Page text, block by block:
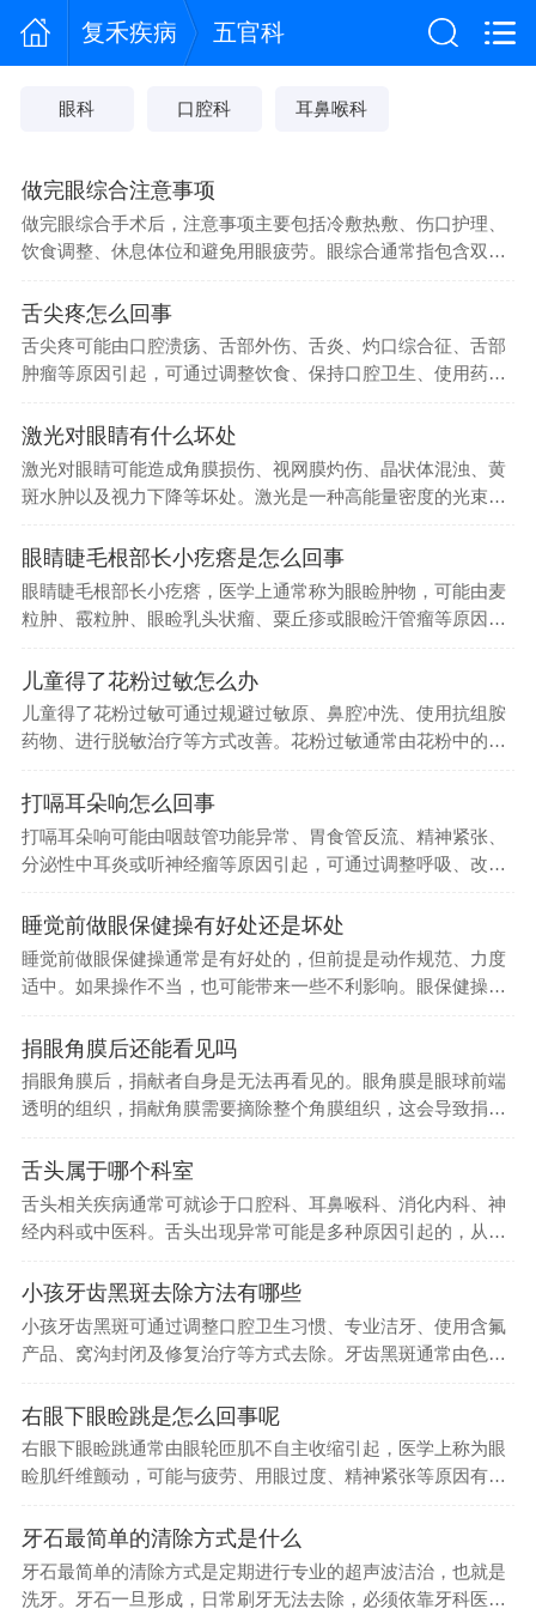
复禾疾病 五官科
眼科 口腔科 耳鼻喉科
做完眼综合注意事项
做完眼综合手术后，注意事项主要包括冷敷热敷、伤口护理、
饮食调整、休息体位和避免用眼疲劳。眼综合通常指包含双眼
舌尖疼怎么回事
舌尖疼可能由口腔溃疡、舌部外伤、舌炎、灼口综合征、舌部
肿瘤等原因引起，可通过调整饮食、保持口腔卫生、使用药
激光对眼睛有什么坏处
激光对眼睛可能造成角膜损伤、视网膜灼伤、晶状体混浊、黄
斑水肿以及视力下降等坏处。激光是一种高能量密度的光束，
眼睛睫毛根部长小疙瘩是怎么回事
眼睛睫毛根部长小疙瘩，医学上通常称为眼睑肿物，可能由麦
粒肿、霰粒肿、眼睑乳头状瘤、粟丘疹或眼睑汗管瘤等原因引
儿童得了花粉过敏怎么办
儿童得了花粉过敏可通过规避过敏原、鼻腔冲洗、使用抗组胺
药物、进行脱敏治疗等方式改善。花粉过敏通常由花粉中的蛋
打嗝耳朵响怎么回事
打嗝耳朵响可能由咽鼓管功能异常、胃食管反流、精神紧张、
分泌性中耳炎或听神经瘤等原因引起，可通过调整呼吸、改善
睡觉前做眼保健操有好处还是坏处
睡觉前做眼保健操通常是有好处的，但前提是动作规范、力度
适中。如果操作不当，也可能带来一些不利影响。眼保健操主
捐眼角膜后还能看见吗
捐眼角膜后，捐献者自身是无法再看见的。眼角膜是眼球前端
透明的组织，捐献角膜需要摘除整个角膜组织，这会导致捐献
舌头属于哪个科室
舌头相关疾病通常可就诊于口腔科、耳鼻喉科、消化内科、神
经内科或中医科。舌头出现异常可能是多种原因引起的，从局
小孩牙齿黑斑去除方法有哪些
小孩牙齿黑斑可通过调整口腔卫生习惯、专业洁牙、使用含氟
产品、窝沟封闭及修复治疗等方式去除。牙齿黑斑通常由色素
右眼下眼睑跳是怎么回事呢
右眼下眼睑跳通常由眼轮匝肌不自主收缩引起，医学上称为眼
睑肌纤维颤动，可能与疲劳、用眼过度、精神紧张等原因有
牙石最简单的清除方式是什么
牙石最简单的清除方式是定期进行专业的超声波洁治，也就是
洗牙。牙石一旦形成，日常刷牙无法去除，必须依靠牙科医生